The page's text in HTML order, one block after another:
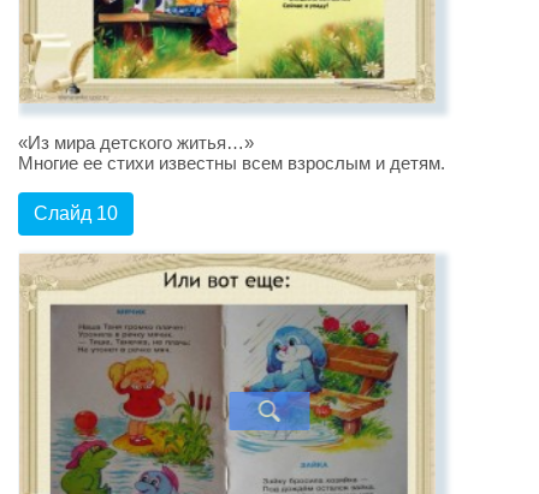
«Из мира детского житья…»
Многие ее стихи известны всем взрослым и детям.
Слайд 10